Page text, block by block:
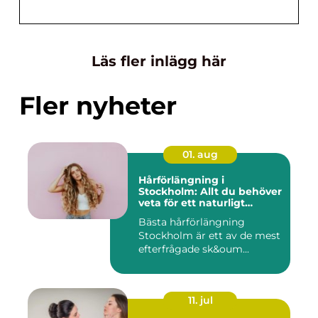
Läs fler inlägg här
Fler nyheter
01. aug
Hårförlängning i
Stockholm: Allt du behöver
veta för ett naturligt
Bästa hårförlängning
Stockholm är ett av de mest
efterfrågade sk&oum...
11. jul